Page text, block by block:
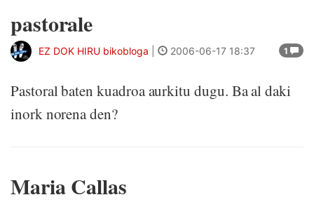
pastorale
1
EZ DOK HIRU bikobloga 2006-06-17 18:37
Pastoral baten kuadroa aurkitu dugu. Ba al daki
inork norena den?
Maria Callas